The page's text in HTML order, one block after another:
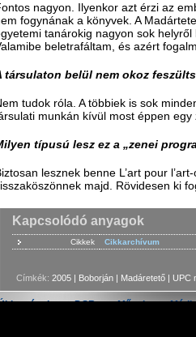
nagyon. Ilyenkor azt érzi az
fogynának a könyvek. A
tanárokig nagyon sok
beletrafáltam, és azért
társulaton belül nem okoz
tudok róla. A többiek is sok
munkán kívül most éppen egy
típusú lesz ez a „zenei
lesznek benne L’art pour
majd. Rövidesen ki
Kapcsolódó anyagok
Cikkek Cikkarchívum
Címkék: 2005 | Boborján | Madáretető | UPC
DSR Művek